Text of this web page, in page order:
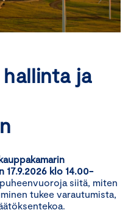
ja
17.9.2026 klo 14.00-
siitä, miten
tukee varautumista,